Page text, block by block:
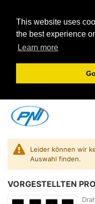
This website uses
the best experience
Learn more
Inhalt
springen
Leider können wir
Auswahl finden.
VORGESTELLTEN